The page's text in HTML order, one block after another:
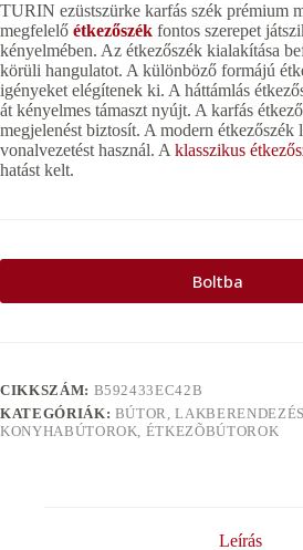
TURIN ezüstszürke karfás szék prémium
megfelelő étkezőszék fontos szerepet
kényelmében. Az étkezőszék kialakítása
körüli hangulatot. A különböző formájú
igényeket elégítenek ki. A háttámlás
át kényelmes támaszt nyújt. A karfás
megjelenést biztosít. A modern étkezőszék
vonalvezetést használ. A klasszikus
hatást kelt.
Boltba
CIKKSZÁM: B592433EC42B
KATEGÓRIÁK: BÚTOR, LAKBERENDEZÉS
KONYHABÚTOROK, ÉTKEZÕBÚTOROK
Leírás